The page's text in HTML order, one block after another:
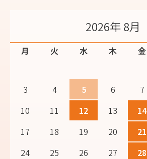
2026年 8月
月 火 水 木 金
3
4 5 6 7
10
11 12 13 14
17
18 19 20 21
24
25 26 27 28